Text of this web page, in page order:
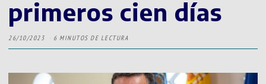
primeros cien días
26/10/2023 6 MINUTOS DE LECTURA